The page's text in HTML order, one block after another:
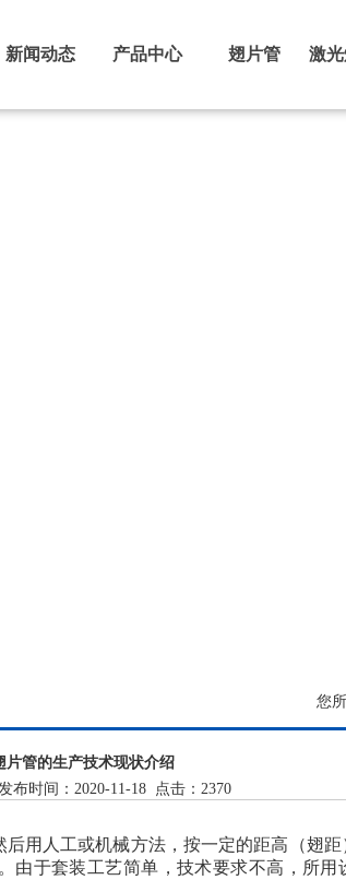
新闻动态 产品中心 翅片管 激
您
片管的生产技术现状介绍
布时间：2020-11-18 点击：2370
用人工或机械方法，按一定的距高（翅
由于套装工艺简单，技术要求不高，所用